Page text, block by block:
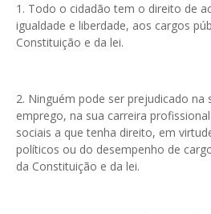
1. Todo o cidadão tem o direito de
igualdade e liberdade, aos cargos
Constituição e da lei.
2. Ninguém pode ser prejudicado na
emprego, na sua carreira
sociais a que tenha direito, em
políticos ou do desempenho de
da Constituição e da lei.